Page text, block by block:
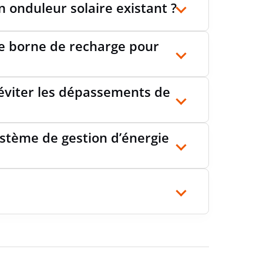
Rail DIN ou mural
PROTECTION
DE FONCTIONNEMENT
RELATIVE 0 % à 95 % sans condensation
onduleur solaire existant ?
borne de recharge pour
les dépassements de
de gestion d’énergie